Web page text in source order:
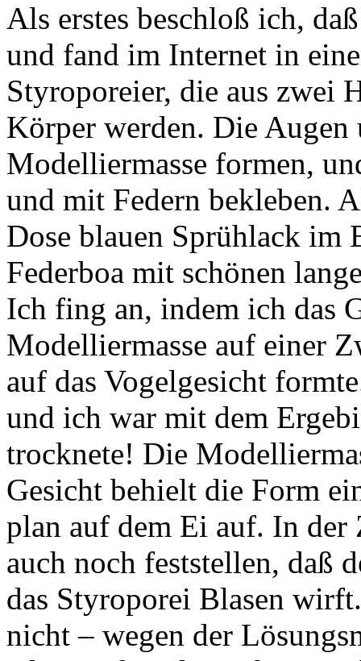
Als erstes beschloß ich,
und fand im Internet in
Styroporeier, die aus zwei
Körper werden. Die
Modelliermasse formen,
und mit Federn bekleben.
Dose blauen Sprühlack im
Federboa mit schönen
Ich fing an, indem ich das
Modelliermasse auf einer
auf das Vogelgesicht
und ich war mit dem
trocknete! Die
Gesicht behielt die Form
plan auf dem Ei auf. In der
auch noch feststellen, daß
das Styroporei Blasen
nicht – wegen der